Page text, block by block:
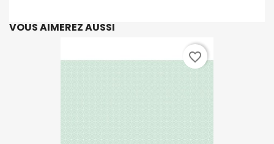
VOUS AIMEREZ AUSSI
favorite_border